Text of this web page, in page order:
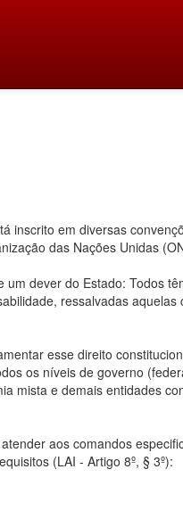
inscrito em diversas
das Nações Unidas
dever do Estado: Todos
ressalvadas
esse direito
os níveis de governo
mista e demais entidades
aos comandos
(LAI - Artigo 8º, § 3º):